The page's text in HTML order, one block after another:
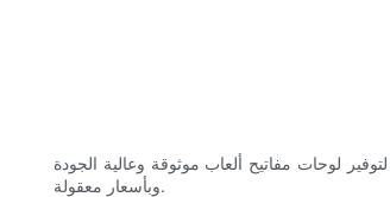
لوحات مفاتيح ألعاب موثوقة وعالية الجودة
وبأسعار معقولة.